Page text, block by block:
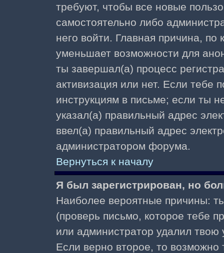
требуют, чтобы все новые
самостоятельно либо
него войти. Главная причина,
уменьшает возможности для
ты завершал(а) процесс
активизация или нет. Если тебе
инструкциям в письме; если ты
указал(а) правильный адрес
ввел(а) правильный адрес
администратором форума.
Вернуться к началу
Я был зарегистрирован, но
Наиболее вероятные причины:
(проверь письмо, которое тебе
или администратор удалил твою
Если верно второе, то